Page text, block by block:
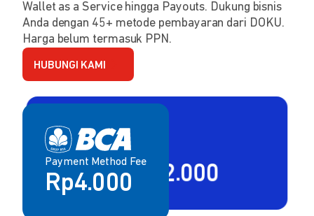
Wallet as a Service hingga Payouts. Dukung bisnis
Anda dengan 45+ metode pembayaran dari DOKU.
Harga belum termasuk PPN.
HUBUNGI KAMI
Payment Method Fee
Rp4.000
Payment Method Fee
2,80% + Rp2.000